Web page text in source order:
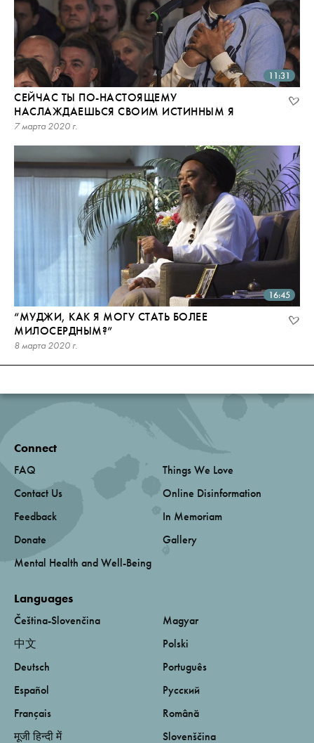
11:31
СЕЙЧАС ТЫ ПО-НАСТОЯЩЕМУ
НАСЛАЖДАЕШЬСЯ СВОИМ ИСТИННЫМ Я
7 марта 2020 г.
16:45
“МУДЖИ, КАК Я МОГУ СТАТЬ БОЛЕЕ
МИЛОСЕРДНЫМ?”
8 марта 2020 г.
Connect
FAQ
Contact Us
Feedback
Donate
Mental Health and Well-Being
Things We Love
Online Disinformation
In Memoriam
Gallery
Languages
Čeština-Slovenčina
中文
Deutsch
Español
Français
मूजी हिन्दी में
Magyar
Polski
Português
Русский
Română
Slovenščina